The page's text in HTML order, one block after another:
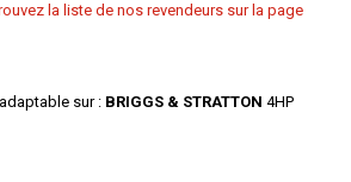
la liste de nos revendeurs sur la page
sur : BRIGGS & STRATTON 4HP